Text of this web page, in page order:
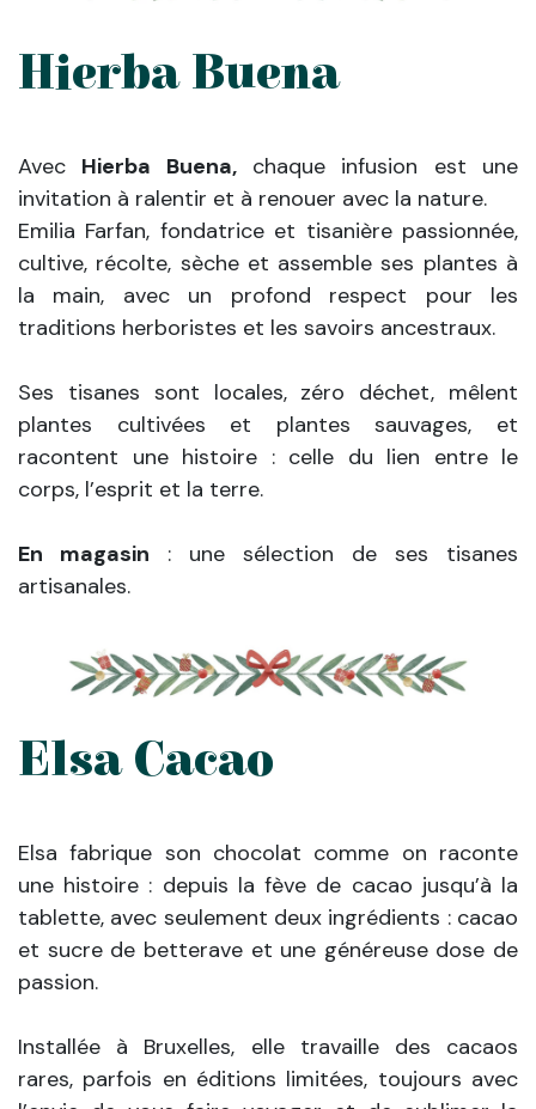
Hierba Buena
Avec Hierba Buena,chaque infusion est une
invitation à ralentir et à renouer avec la nature.
Emilia Farfan, fondatrice et tisanière passionnée,
cultive, récolte, sèche et assemble ses plantes à
la main, avec un profond respect pour les
traditions herboristes et les savoirs ancestraux.
Ses tisanes sont locales, zéro déchet, mêlent
plantes cultivées et plantes sauvages, et
racontent une histoire : celle du lien entre le
corps, l’esprit et la terre.
En magasin : une sélection de ses tisanes
artisanales.
Elsa Cacao
Elsa fabrique son chocolat comme on raconte
une histoire : depuis la fève de cacao jusqu’à la
tablette, avec seulement deux ingrédients : cacao
et sucre de betterave et une généreuse dose de
passion.
Installée à Bruxelles, elle travaille des cacaos
rares, parfois en éditions limitées, toujours avec